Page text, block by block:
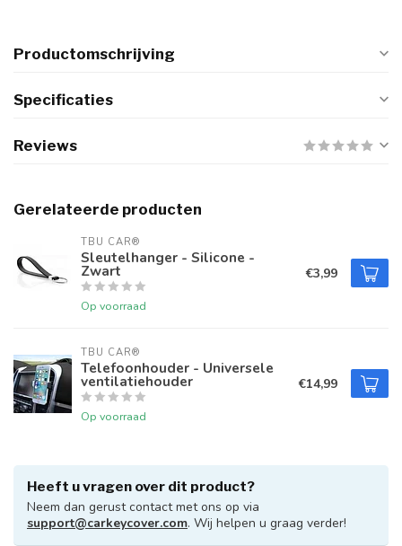
Productomschrijving
Specificaties
Reviews
Gerelateerde producten
TBU CAR®
Sleutelhanger - Silicone -
Zwart
Op voorraad
€3,99
TBU CAR®
Telefoonhouder - Universele
ventilatiehouder
Op voorraad
€14,99
Heeft u vragen over dit product?
Neem dan gerust contact met ons op via
support@carkeycover.com. Wij helpen u graag verder!